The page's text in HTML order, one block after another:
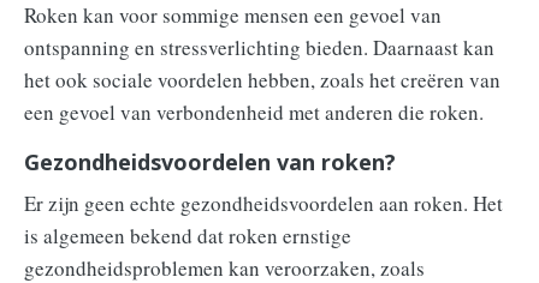
Roken kan voor sommige mensen een gevoel van
ontspanning en stressverlichting bieden. Daarnaast kan
het ook sociale voordelen hebben, zoals het creëren van
een gevoel van verbondenheid met anderen die roken.
Gezondheidsvoordelen van roken?
Er zijn geen echte gezondheidsvoordelen aan roken. Het
is algemeen bekend dat roken ernstige
gezondheidsproblemen kan veroorzaken, zoals